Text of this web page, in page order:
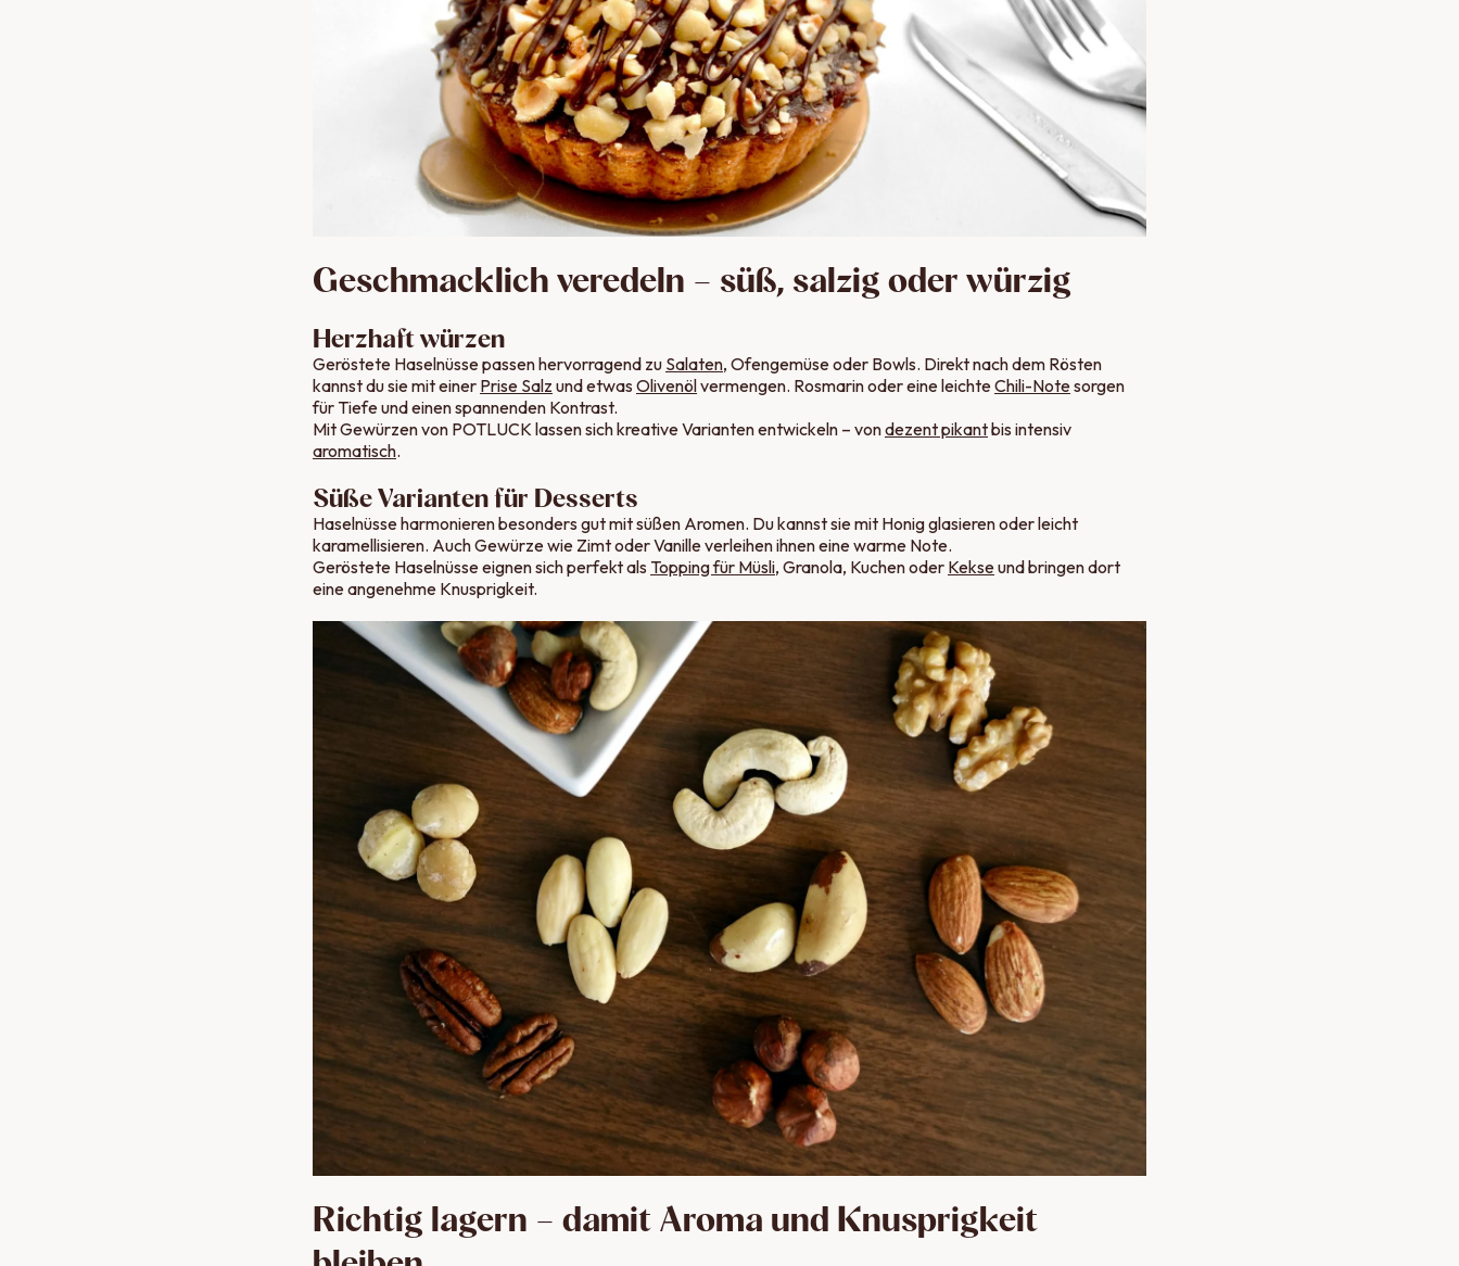
Geschmacklich veredeln – süß, salzig oder würzig
Herzhaft würzen
Geröstete Haselnüsse passen hervorragend zu Salaten, Ofengemüse oder Bowls. Direkt nach dem Rösten
kannst du sie mit einer Prise Salz und etwas Olivenölvermengen. Rosmarin oder eine leichteChili-Notesorgen
für Tiefe und einen spannenden Kontrast.
MitGewürzen von POTLUCK lassen sich kreative Varianten entwickeln – vondezent pikantbis intensiv
aromatisch.
Süße Varianten für Desserts
Haselnüsse harmonieren besonders gut mit süßen Aromen. Du kannst sie mit Honig glasieren oder leicht
karamellisieren. Auch Gewürze wie Zimt oder Vanille verleihen ihnen eine warme Note.
Geröstete Haselnüsse eignen sich perfekt als Topping für Müsli, Granola, Kuchen oder Kekseund bringen dort
eine angenehme Knusprigkeit.
Richtig lagern – damit Aroma und Knusprigkeit